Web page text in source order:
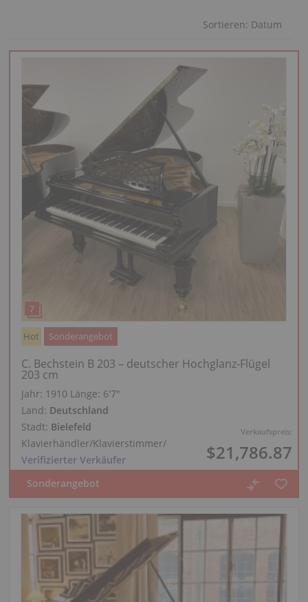
Sortieren: Datum
Verkaufspreis:
$21,786.87
Hot Sonderangebot
C. Bechstein B 203 – deutscher Hochglanz‑Flügel
203 cm
Jahr: 1910 Länge: 6′7″
Land: Deutschland
Stadt: Bielefeld
Klavierhändler/Klavierstimmer/
Verifizierter Verkäufer